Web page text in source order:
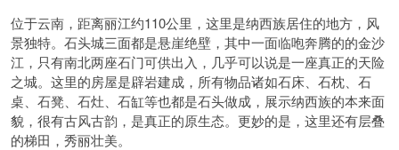
位于云南，距离丽江约110公里，这里是纳西族居住的地方，风
景独特。石头城三面都是悬崖绝壁，其中一面临咆奔腾的的金沙
江，只有南北两座石门可供出入，几乎可以说是一座真正的天险
之城。这里的房屋是辟岩建成，所有物品诸如石床、石枕、石
桌、石凳、石灶、石缸等也都是石头做成，展示纳西族的本来面
貌，很有古风古韵，是真正的原生态。更妙的是，这里还有层叠
的梯田，秀丽壮美。